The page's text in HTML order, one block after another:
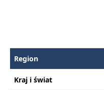
Region
Kraj i świat